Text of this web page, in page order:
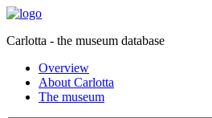
Carlotta - the museum database
Overview
About Carlotta
The museum